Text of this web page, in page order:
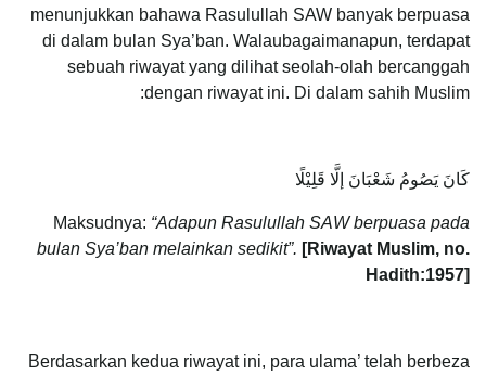
menunjukkan bahawa Rasulullah SAW banyak berpuasa
di dalam bulan Sya’ban. Walaubagaimanapun, terdapat
sebuah riwayat yang dilihat seolah-olah bercanggah
dengan riwayat ini. Di dalam sahih Muslim:
كَانَ يَصُومُ شَعْبَانَ إلَّا قَلِيْلًا
Maksudnya: “Adapun Rasulullah SAW berpuasa pada
bulan Sya’ban melainkan sedikit”. [Riwayat Muslim, no.
Hadith:1957]
Berdasarkan kedua riwayat ini, para ulama’ telah berbeza